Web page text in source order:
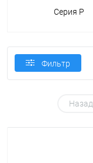
Серия P
Фильтр
Назад